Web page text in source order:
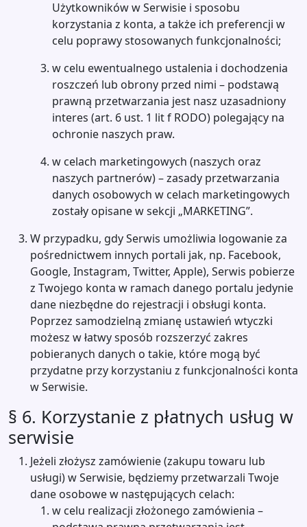
Użytkowników w Serwisie i sposobu
korzystania z konta, a także ich preferencji w
celu poprawy stosowanych funkcjonalności;
w celu ewentualnego ustalenia i dochodzenia
roszczeń lub obrony przed nimi – podstawą
prawną przetwarzania jest nasz uzasadniony
interes (art. 6 ust. 1 lit f RODO) polegający na
ochronie naszych praw.
w celach marketingowych (naszych oraz
naszych partnerów) – zasady przetwarzania
danych osobowych w celach marketingowych
zostały opisane w sekcji „MARKETING”.
W przypadku, gdy Serwis umożliwia logowanie za
pośrednictwem innych portali jak, np. Facebook,
Google, Instagram, Twitter, Apple), Serwis pobierze
z Twojego konta w ramach danego portalu jedynie
dane niezbędne do rejestracji i obsługi konta.
Poprzez samodzielną zmianę ustawień wtyczki
możesz w łatwy sposób rozszerzyć zakres
pobieranych danych o takie, które mogą być
przydatne przy korzystaniu z funkcjonalności konta
w Serwisie.
§ 6. Korzystanie z płatnych usług w
serwisie
Jeżeli złożysz zamówienie (zakupu towaru lub
usługi) w Serwisie, będziemy przetwarzali Twoje
dane osobowe w następujących celach:
w celu realizacji złożonego zamówienia –